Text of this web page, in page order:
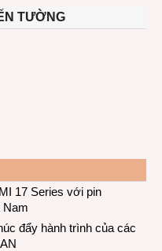
TƯỜNG
17 Series với pin
Nam
đẩy hành trình của các